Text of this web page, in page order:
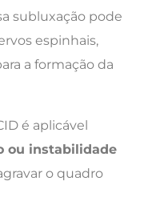
subluxação pode
espinhais,
a formação da
é aplicável
ou instabilidade
o quadro